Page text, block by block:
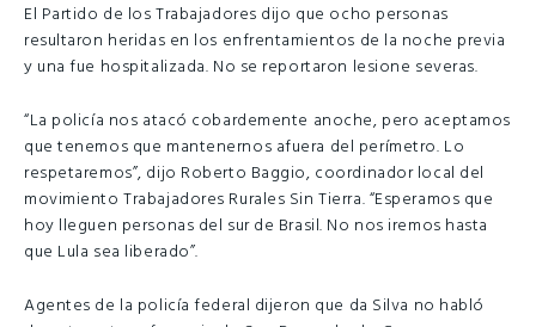
El Partido de los Trabajadores dijo que ocho personas
resultaron heridas en los enfrentamientos de la noche previa
y una fue hospitalizada. No se reportaron lesione severas.
“La policía nos atacó cobardemente anoche, pero aceptamos
que tenemos que mantenernos afuera del perímetro. Lo
respetaremos”, dijo Roberto Baggio, coordinador local del
movimiento Trabajadores Rurales Sin Tierra. “Esperamos que
hoy lleguen personas del sur de Brasil. No nos iremos hasta
que Lula sea liberado”.
Agentes de la policía federal dijeron que da Silva no habló